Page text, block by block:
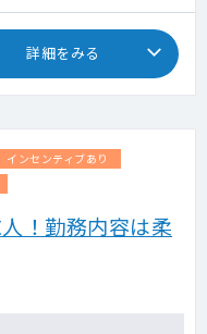
詳細をみる
インセンティブあり
！勤務内容は柔